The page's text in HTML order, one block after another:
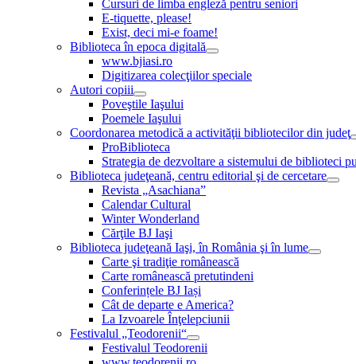
Cursuri de limba engleză pentru seniori
E-tiquette, please!
Exist, deci mi-e foame!
Biblioteca în epoca digitală
www.bjiasi.ro
Digitizarea colecţiilor speciale
Autori copiii
Poveştile Iaşului
Poemele Iaşului
Coordonarea metodică a activităţii bibliotecilor din judeţ
ProBiblioteca
Strategia de dezvoltare a sistemului de biblioteci
Biblioteca judeţeană, centru editorial şi de cercetare
Revista „Asachiana”
Calendar Cultural
Winter Wonderland
Cărţile BJ Iaşi
Biblioteca judeţeană Iaşi, în România şi în lume
Carte şi tradiţie românească
Carte românească pretutindeni
Conferințele BJ Iași
Cât de departe e America?
La Izvoarele Înţelepciunii
Festivalul „Teodorenii“
Festivalul Teodorenii